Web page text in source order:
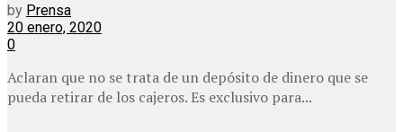
by Prensa
20 enero, 2020
0
Aclaran que no se trata de un depósito de dinero que se
pueda retirar de los cajeros. Es exclusivo para...